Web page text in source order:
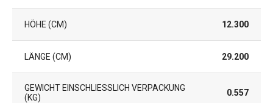
HÖHE (CM) 12.300
LÄNGE (CM) 29.200
GEWICHT EINSCHLIESSLICH VERPACKUNG (
KG)
0.557